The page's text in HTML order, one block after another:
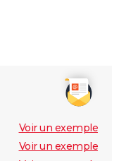
Voir un exemple
Voir un exemple